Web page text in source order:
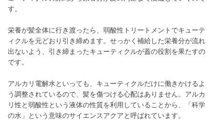
す。
栄養が髪全体に行き渡ったら、弱酸性トリートメントでキューテ
ィクルを元どおり引き締めます。せっかく補給した栄養分が流れ
出ないよう、引き締まったキューティクルが蓋の役割を果たすの
です。
アルカリ電解水といっても、キューティクルだけに働きかけるよ
う調整されているので、髪を傷つける心配はありません。アルカ
リ性と弱酸性という液体の性質を利用していることから、「科学
の水」という意味のサイエンスアクアと呼ばれています。